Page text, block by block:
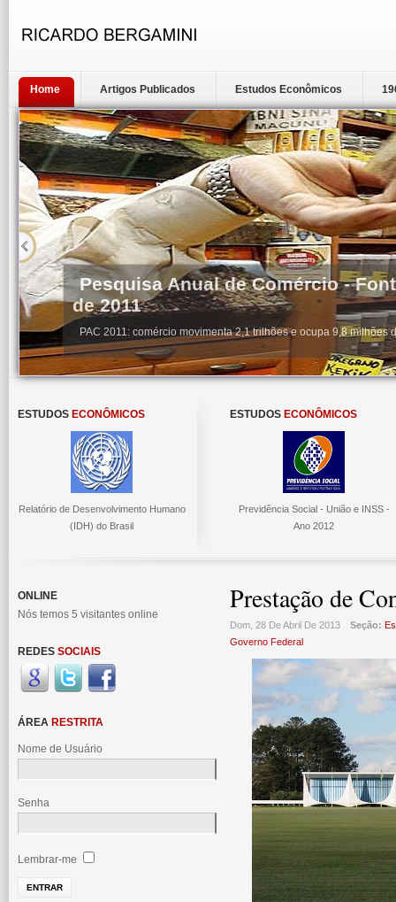
Home Artigos Publicados Estudos Econômicos
Pesquisa Anual de Comércio -
de 2011
PAC 2011: comércio movimenta 2,1 trilhões e ocupa 9,8 milhões
ESTUDOS ECONÔMICOS
Relatório de Desenvolvimento Humano
(IDH) do Brasil
ESTUDOS ECONÔMICOS
Previdência Social - União e INSS -
Ano 2012
ONLINE
Nós temos 5 visitantes online
REDES SOCIAIS
ÁREA RESTRITA
Nome de Usuário
Senha
Lembrar-me
Prestação de
Dom, 28 De Abril De 2013 Seção:
Governo Federal